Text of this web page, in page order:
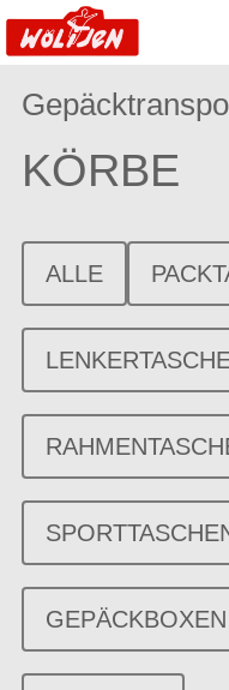
KÖRBE
ALLE
GEPÄCKBOXEN